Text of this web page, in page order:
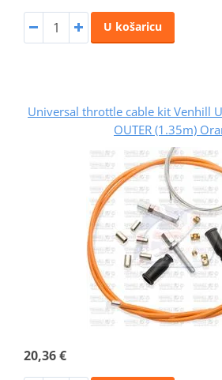
U košaricu
Universal throttle cable kit Venhill
OUTER (1.35m)
20,36 €